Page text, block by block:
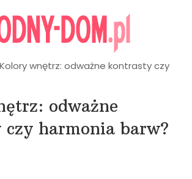
Kolory wnętrz: odważne kontrasty czy
odważne
harmonia barw?